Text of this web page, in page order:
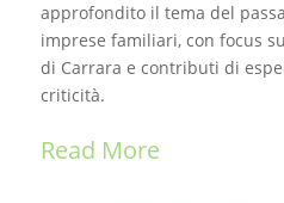
approfondito il tema del
imprese familiari, con focus
di Carrara e contributi di
criticità.
Read More